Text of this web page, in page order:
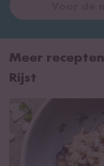
Meer
Rijst